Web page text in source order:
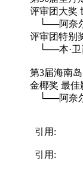
评审团大奖
└──阿奈尔·
评审团特别
└──本·卫肖
第3届海南岛
金椰奖 最佳
└──阿奈尔·
引用:
引用: